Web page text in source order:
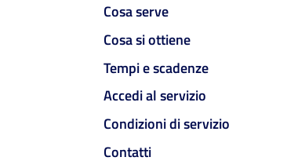
Cosa serve
Cosa si ottiene
Tempi e scadenze
Accedi al servizio
Condizioni di servizio
Contatti